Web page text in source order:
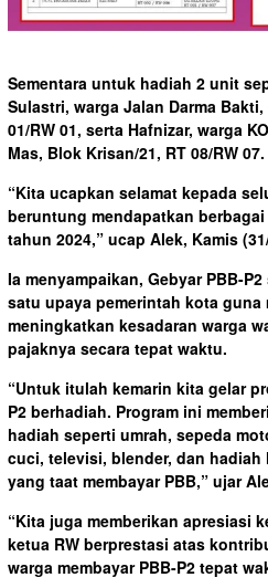
Sementara untuk hadiah 2 unit
Sulastri, warga Jalan Darma
01/RW 01, serta Hafnizar, warga
Mas, Blok Krisan/21, RT 08/RW 07.
“Kita ucapkan selamat kepada
beruntung mendapatkan
tahun 2024,” ucap Alek, Kamis
Ia menyampaikan, Gebyar PBB-
satu upaya pemerintah kota guna
meningkatkan kesadaran warga
pajaknya secara tepat waktu.
“Untuk itulah kemarin kita gelar
P2 berhadiah. Program ini
hadiah seperti umrah, sepeda
cuci, televisi, blender, dan
yang taat membayar PBB,” ujar
“Kita juga memberikan apresiasi
ketua RW berprestasi atas
warga membayar PBB-P2 tepat